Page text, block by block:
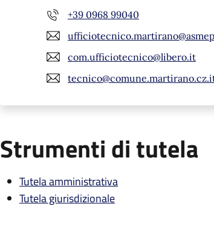
+39 0968 99040
com.ufficiotecnico@libero.it
Strumenti di tutela
Tutela amministrativa
Tutela giurisdizionale